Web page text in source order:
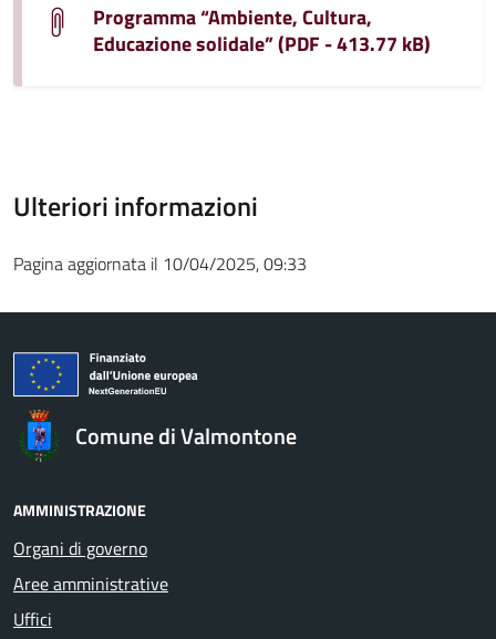
Programma “Ambiente, Cultura,
Educazione solidale” (PDF - 413.77 kB)
Ulteriori informazioni
Pagina aggiornata il 10/04/2025, 09:33
Comune di Valmontone
AMMINISTRAZIONE
Organi di governo
Aree amministrative
Uffici